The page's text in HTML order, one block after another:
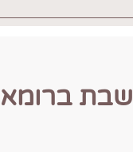
שבת ברומא